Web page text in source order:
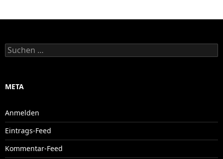
Suchen
nach:
META
Anmelden
Eintrags-Feed
Kommentar-Feed